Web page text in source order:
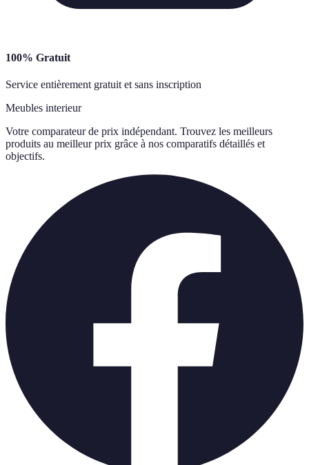
100% Gratuit
Service entièrement gratuit et sans inscription
Meubles interieur
Votre comparateur de prix indépendant. Trouvez les meilleurs
produits au meilleur prix grâce à nos comparatifs détaillés et
objectifs.